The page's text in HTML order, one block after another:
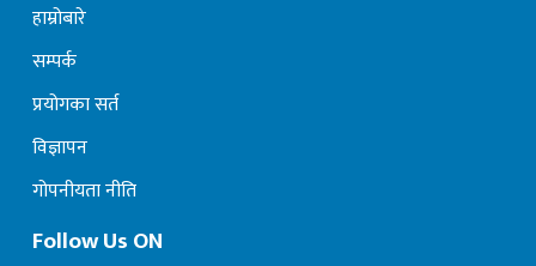
हाम्रोबारे
सम्पर्क
प्रयोगका सर्त
विज्ञापन
गोपनीयता नीति
Follow Us ON